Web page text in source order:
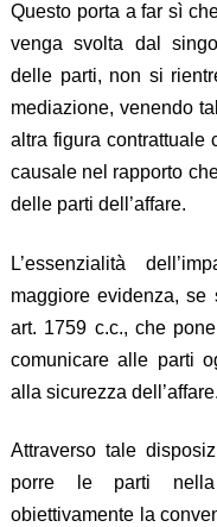
Questo porta a far sì
venga svolta dal
delle parti, non si
mediazione, venendo
altra figura contrattuale
causale nel rapporto
delle parti dell’affare.
L’essenzialità
maggiore evidenza,
art. 1759 c.c., che
comunicare alle parti
alla sicurezza dell’affare.
Attraverso tale
porre le parti
obiettivamente la